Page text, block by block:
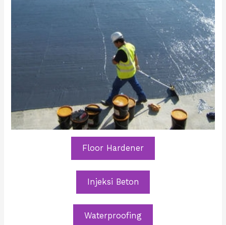
Floor Hardener
Injeksi Beton
Waterproofing